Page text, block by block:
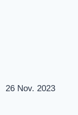
26 Nov. 2023